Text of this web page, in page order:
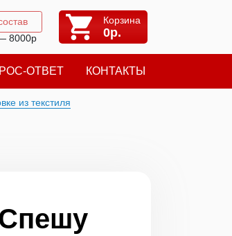
8000р
Корзина
0р.
ОТВЕТ КОНТАКТЫ
из текстиля